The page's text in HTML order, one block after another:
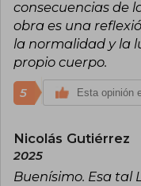
consecuencias de
obra es una
la normalidad y la
propio cuerpo.
5 Esta opinión
Nicolás Gutiérrez
2025
Buenísimo. Esa tal